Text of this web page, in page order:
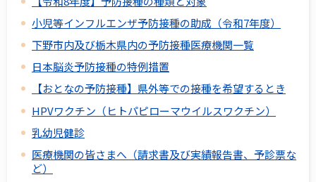
小児等インフルエンザ予防接種の助成（令和7年度）
下野市内及び栃木県内の予防接種医療機関一覧
日本脳炎予防接種の特例措置
【おとなの予防接種】県外等での接種を希望するとき
HPVワクチン（ヒトパピローマウイルスワクチン）
乳幼児健診
医療機関の皆さまへ（請求書及び実績報告書、予診票な
ど）